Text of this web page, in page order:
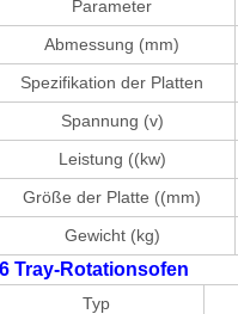
Parameter
Abmessung (mm)
Spezifikation der Platten
Spannung (v)
Leistung ((kw)
Größe der Platte ((mm)
Gewicht (kg)
Tray-Rotationsofen
Typ